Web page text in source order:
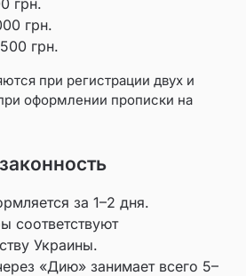
грн.
грн.
грн.
при регистрации двух и
оформлении прописки на
за 1–2 дня.
соответствуют
Украины.
«Дию» занимает всего 5–